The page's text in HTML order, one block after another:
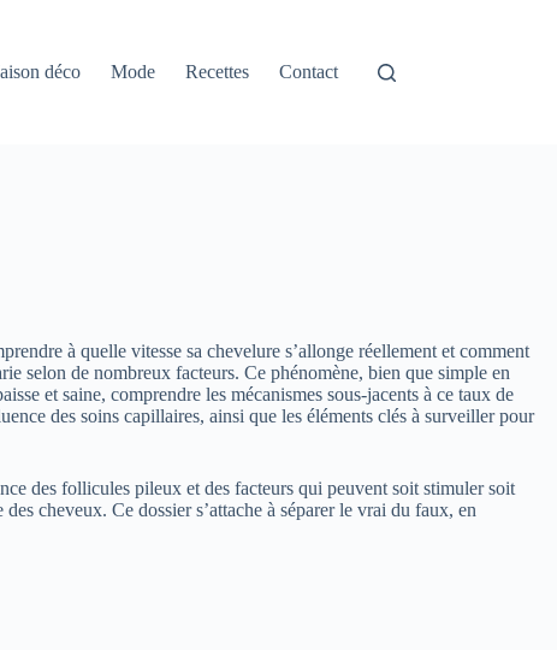
déco Mode Recettes Contact
à quelle vitesse sa chevelure s’allonge réellement et comment
selon de nombreux facteurs. Ce phénomène, bien que simple en
et saine, comprendre les mécanismes sous-jacents à ce taux de
des soins capillaires, ainsi que les éléments clés à surveiller pour
des follicules pileux et des facteurs qui peuvent soit stimuler soit
cheveux. Ce dossier s’attache à séparer le vrai du faux, en